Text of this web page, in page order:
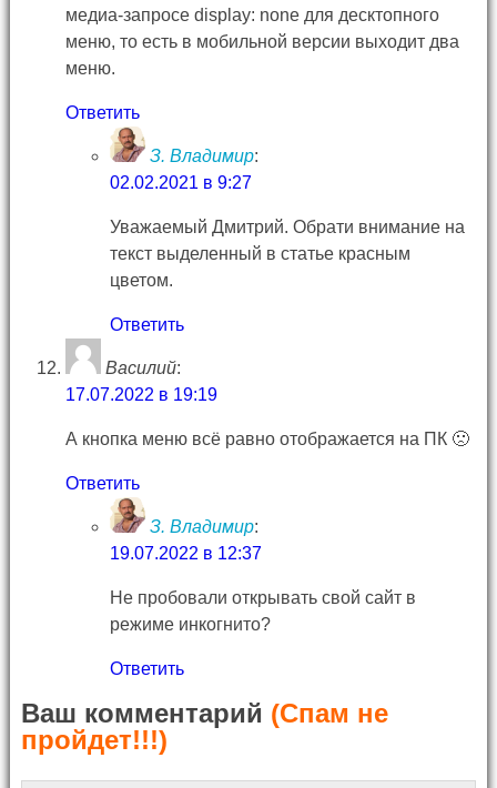
медиа-запросе display: none для десктопного
меню, то есть в мобильной версии выходит два
меню.
Ответить
З. Владимир:
02.02.2021 в 9:27
Уважаемый Дмитрий. Обрати внимание на
текст выделенный в статье красным
цветом.
Ответить
Василий:
17.07.2022 в 19:19
А кнопка меню всё равно отображается на ПК 🙁
Ответить
З. Владимир:
19.07.2022 в 12:37
Не пробовали открывать свой сайт в
режиме инкогнито?
Ответить
Ваш комментарий (Спам не
пройдет!!!)